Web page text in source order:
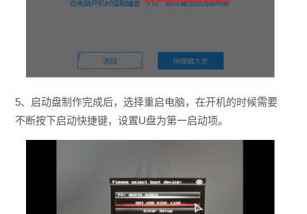
5、启动盘制作完成后，选择重启电脑，在开机的时候需要
不断按下启动快捷键，设置U盘为第一启动项。